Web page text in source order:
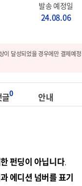
발송 예정일
24.08.06
이 달성되었을 경우에만 결제예정
글0 안내
펀딩이 아닙니다.
에디션 넘버를 표기